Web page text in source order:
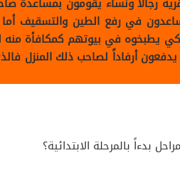
يساعدون في رفع الطين والتسقيف
لكي يطبخوه في بيوتهم كمكافأة
أرفاداً لصاحب ذلك المنزل
بدءاً بالمرحلة الابتدائية؟